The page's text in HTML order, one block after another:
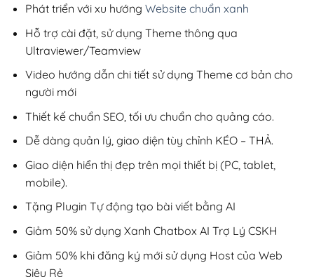
Phát triển với xu hướng Website chuẩn xanh
Hỗ trợ cài đặt, sử dụng Theme thông qua
Ultraviewer/Teamview
Video hướng dẫn chi tiết sử dụng Theme cơ bản cho
người mới
Thiết kế chuẩn SEO, tối ưu chuẩn cho quảng cáo.
Dễ dàng quản lý, giao diện tùy chỉnh KÉO – THẢ.
Giao diện hiển thị đẹp trên mọi thiết bị (PC, tablet,
mobile).
Tặng Plugin Tự động tạo bài viết bằng AI
Giảm 50% sử dụng Xanh Chatbox AI Trợ Lý CSKH
Giảm 50% khi đăng ký mới sử dụng Host của Web
Siêu Rẻ